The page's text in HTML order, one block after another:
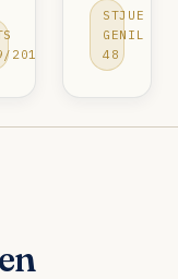
2018
STJUE
GENIL
48